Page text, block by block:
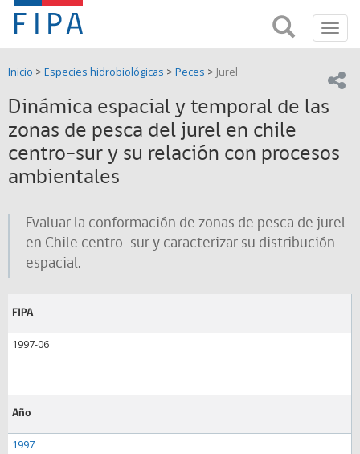
Fondo
de
Investigación
Pesquera
y
Acuicultura
SUBPESCA
FIPA;
Fondo
Investigación
y
de
Acuicultira
Inicio > Especies hidrobiológicas > Peces > Jurel
Dinámica espacial y temporal de las
zonas de pesca del jurel en chile
centro-sur y su relación con procesos
ambientales
Evaluar la conformación de zonas de pesca de jurel
en Chile centro-sur y caracterizar su distribución
espacial.
FIPA
1997-06
Año
1997